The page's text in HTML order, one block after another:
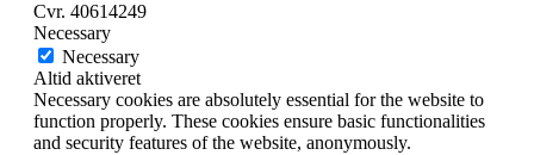
Cvr. 40614249
Necessary
Necessary
Altid aktiveret
Necessary cookies are absolutely essential for the website to
function properly. These cookies ensure basic functionalities
and security features of the website, anonymously.